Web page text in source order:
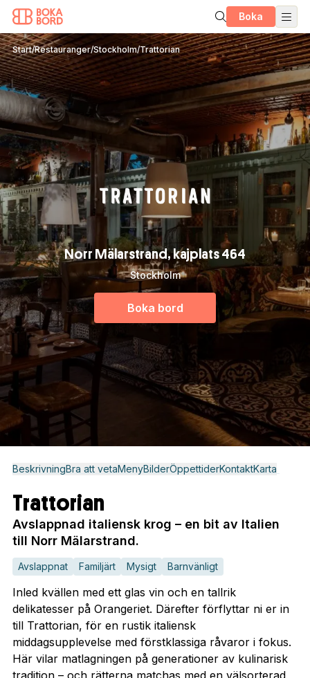
Boka
Start/Restauranger/Stockholm/Trattorian
Norr Mälarstrand, kajplats 464
Stockholm
Boka bord
BeskrivningBra att vetaMenyBilderÖppettiderKontaktKarta
Trattorian
Avslappnad italiensk krog – en bit av Italien
till Norr Mälarstrand.
Avslappnat Familjärt Mysigt Barnvänligt
Inled kvällen med ett glas vin och en tallrik
delikatesser på Orangeriet. Därefter förflyttar ni er in
till Trattorian, för en rustik italiensk
middagsupplevelse med förstklassiga råvaror i fokus.
Här vilar matlagningen på generationer av kulinarisk